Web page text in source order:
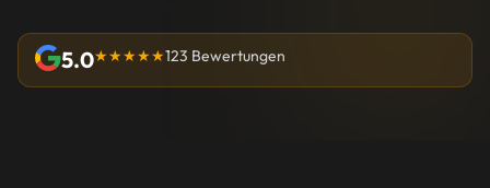
5.0★★★★★123 Bewertungen